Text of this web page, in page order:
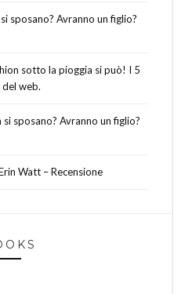
sposano? Avranno un figlio?
sotto la pioggia si può! I 5
web.
si sposano? Avranno un figlio?
Watt – Recensione